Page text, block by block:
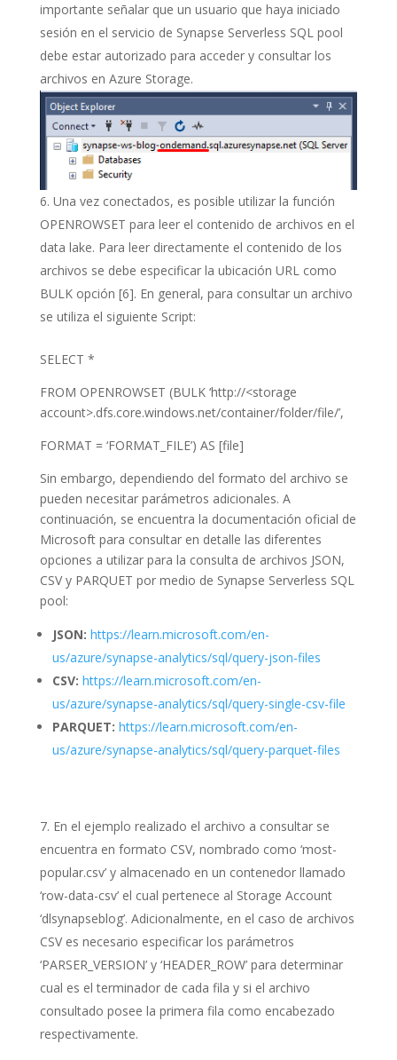
importante señalar que un usuario que haya iniciado
sesión en el servicio de Synapse Serverless SQL pool
debe estar autorizado para acceder y consultar los
archivos en Azure Storage.
Una vez conectados, es posible utilizar la función
OPENROWSET para leer el contenido de archivos en el
data lake. Para leer directamente el contenido de los
archivos se debe especificar la ubicación URL como
BULK opción [6]. En general, para consultar un archivo
se utiliza el siguiente Script:
SELECT *
FROM OPENROWSET (BULK ‘http://<storage
account>.dfs.core.windows.net/container/folder/file/’,
FORMAT = ‘FORMAT_FILE’) AS [file]
Sin embargo, dependiendo del formato del archivo se
pueden necesitar parámetros adicionales. A
continuación, se encuentra la documentación oficial de
Microsoft para consultar en detalle las diferentes
opciones a utilizar para la consulta de archivos JSON,
CSV y PARQUET por medio de Synapse Serverless SQL
pool:
JSON: https://learn.microsoft.com/en-
us/azure/synapse-analytics/sql/query-json-files
CSV: https://learn.microsoft.com/en-
us/azure/synapse-analytics/sql/query-single-csv-file
PARQUET: https://learn.microsoft.com/en-
us/azure/synapse-analytics/sql/query-parquet-files
En el ejemplo realizado el archivo a consultar se
encuentra en formato CSV, nombrado como ‘most-
popular.csv’ y almacenado en un contenedor llamado
‘row-data-csv’ el cual pertenece al Storage Account
‘dlsynapseblog’. Adicionalmente, en el caso de archivos
CSV es necesario especificar los parámetros
‘PARSER_VERSION’ y ‘HEADER_ROW’ para determinar
cual es el terminador de cada fila y si el archivo
consultado posee la primera fila como encabezado
respectivamente.